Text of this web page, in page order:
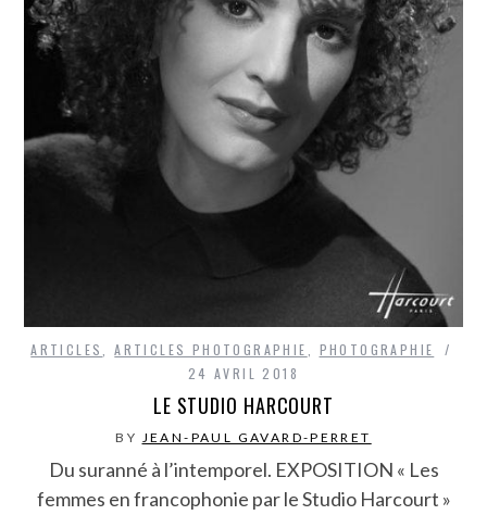
ARTICLES,ARTICLES PHOTOGRAPHIE, PHOTOGRAPHIE
24 AVRIL 2018
LE STUDIO HARCOURT
BY JEAN-PAUL GAVARD-PERRET
Du suranné à l’intemporel. EXPOSITION « Les
femmes en francophonie par le Studio Harcourt »